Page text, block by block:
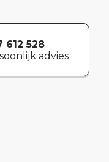
612 528
advies